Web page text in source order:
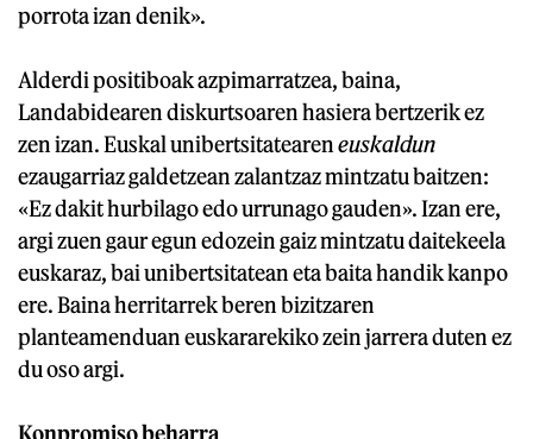
porrota izan denik».
Alderdi positiboak azpimarratzea, baina,
Landabidearen diskurtsoaren hasiera bertzerik ez
zen izan. Euskal unibertsitateareneuskaldun
ezaugarriaz galdetzean zalantzaz mintzatu baitzen:
«Ez dakit hurbilago edo urrunago gauden». Izan ere,
argi zuen gaur egun edozein gaiz mintzatu daitekeela
euskaraz, bai unibertsitatean eta baita handik kanpo
ere. Baina herritarrek beren bizitzaren
planteamenduan euskararekiko zein jarrera duten ez
du oso argi.
Konpromiso beharra